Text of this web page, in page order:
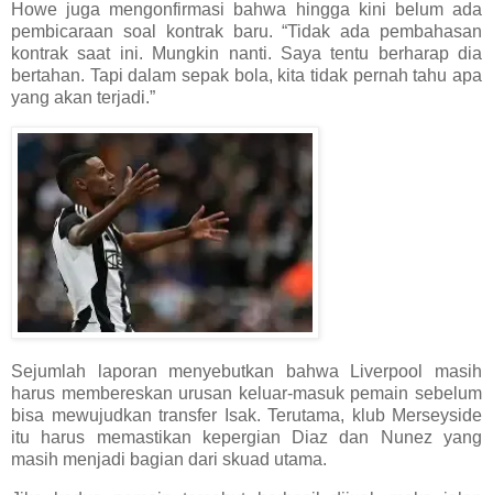
Howe juga mengonfirmasi bahwa hingga kini belum ada
pembicaraan soal kontrak baru. “Tidak ada pembahasan
kontrak saat ini. Mungkin nanti. Saya tentu berharap dia
bertahan. Tapi dalam sepak bola, kita tidak pernah tahu apa
yang akan terjadi.”
Sejumlah laporan menyebutkan bahwa Liverpool masih
harus membereskan urusan keluar-masuk pemain sebelum
bisa mewujudkan transfer Isak. Terutama, klub Merseyside
itu harus memastikan kepergian Diaz dan Nunez yang
masih menjadi bagian dari skuad utama.